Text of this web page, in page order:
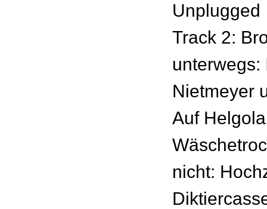
Unplugged
Track 2:
unterwegs:
Nietmeyer
Auf
nicht: